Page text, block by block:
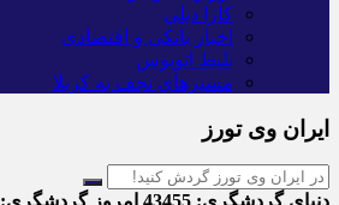
کارا دیلی
اخبار بانکی و اقتصادی
بلیط اتوبوس
مسیرهای نجف به کربلا
ایران وی تورز